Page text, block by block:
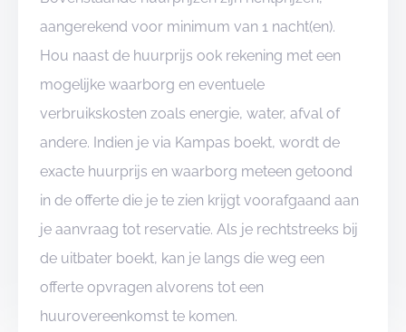
aangerekend voor minimum van 1 nacht(en).
Hou naast de huurprijs ook rekening met een
mogelijke waarborg en eventuele
verbruikskosten zoals energie, water, afval of
andere. Indien je via Kampas boekt, wordt de
exacte huurprijs en waarborg meteen getoond
in de offerte die je te zien krijgt voorafgaand aan
je aanvraag tot reservatie. Als je rechtstreeks bij
de uitbater boekt, kan je langs die weg een
offerte opvragen alvorens tot een
huurovereenkomst te komen.